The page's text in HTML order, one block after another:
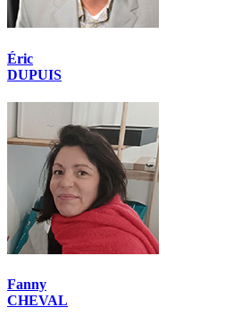
Éric
DUPUIS
Fanny
CHEVAL